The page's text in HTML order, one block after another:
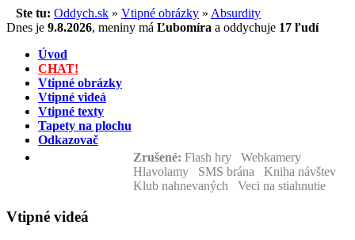
Ste tu: Oddych.sk » Vtipné obrázky » Absurdity
Dnes je 9.8.2026, meniny má Ľubomíra a oddychuje 17 ľudí
Úvod
CHAT!
Vtipné obrázky
Vtipné videá
Vtipné texty
Tapety na plochu
Odkazovač
Zrušené: Flash hry Webkamery
Hlavolamy SMS brána Kniha návštev
Klub nahnevaných Veci na stiahnutie
Vtipné videá